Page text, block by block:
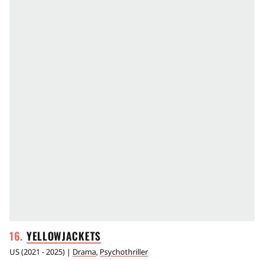
YELLOWJACKETS
US(2021 - 2025) | Drama, Psychothriller